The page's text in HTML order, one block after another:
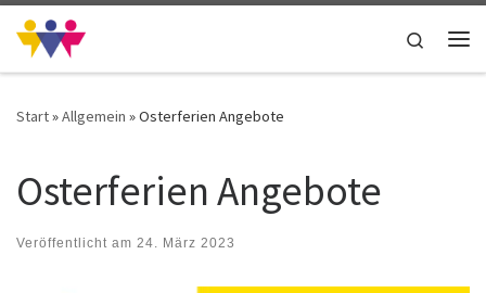
Zum Inhalt springen
Search
Start»Allgemein »Osterferien Angebote
Osterferien Angebote
Veröffentlicht am 24. März 2023